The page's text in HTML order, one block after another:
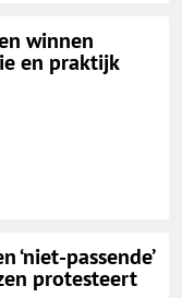
winnen
en praktijk
passende’
protesteert